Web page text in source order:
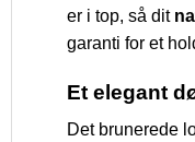
er i top, så dit
garanti for et
Et elegant
Det brunerede